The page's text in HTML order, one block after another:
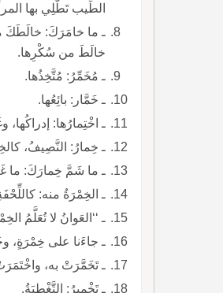
الطِّيب تَطَّلِي بها
خالَطَ من سُكْرِها.
ـ مُخَمِّرُ: مُتَّخِذُها.
ـ خَمَّار: بائِعُها.
ـ اخْتِمارُها: إدراكُها،
ـ خِمارُ: النَّصِيفُ، كالخِمِرِّ،
ـ ما شَمَّ خِمارَكَ: ما
ـ الخِمْرَةُ منه: كاللِّحْفَةِ من اللِّحافِ.
ـ ‘‘العَوانُ لا تُعَلَّمُ
ـ جاءَنا على خِمْرَةٍ،
ـ تَخَمَّرَتْ به، واخْتَمَرَتْ: لَبِسَتْهُ.
ـ تَخْمِيرُ: التَّغْطِيَةُ.